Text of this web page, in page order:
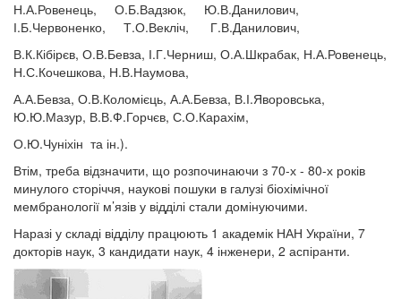
Н.А.Ровенець, О.Б.Вадзюк, Ю.В.Данилович,
І.Б.Червоненко, Т.О.Векліч, Г.В.Данилович,
В.К.Кібірєв, О.В.Бевза, І.Г.Черниш, О.А.Шкрабак, Н.А.Ровенець,
Н.С.Кочешкова, Н.В.Наумова,
А.А.Бевза, О.В.Коломієць, А.А.Бевза, В.І.Яворовська,
Ю.Ю.Мазур, В.В.Ф.Горчєв, С.О.Карахім,
О.Ю.Чуніхін та ін.).
Втім, треба відзначити, що розпочинаючи з 70-х - 80-х років
минулого сторіччя, наукові пошуки в галузі біохімічної
мембранології м’язів у відділі стали домінуючими.
Наразі у складі відділу працюють 1 академік НАН України, 7
докторів наук, 3 кандидати наук, 4 інженери, 2 аспіранти.